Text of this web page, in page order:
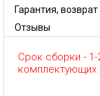
Гарантия, возврат
Отзывы
Срок сборки - 1-
комплектующих